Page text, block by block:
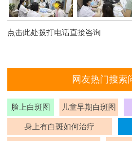
点击此处拨打电话直接咨询
网友热门搜索
脸上白斑图 儿童早期白斑图
身上有白斑如何治疗